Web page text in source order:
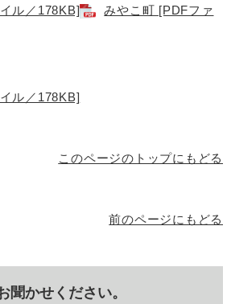
ル／178KB]
みやこ町 [PDFファ
ル／178KB]
このページのトップにもどる
前のページにもどる
聞かせください。